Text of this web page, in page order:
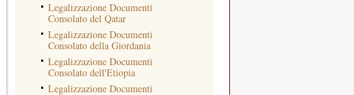
Legalizzazione Documenti
Consolato del Qatar
Legalizzazione Documenti
Consolato della Giordania
Legalizzazione Documenti
Consolato dell'Etiopia
Legalizzazione Documenti